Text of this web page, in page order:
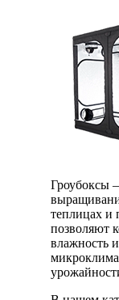
Гроубоксы
теплицах и
позволяют
влажность